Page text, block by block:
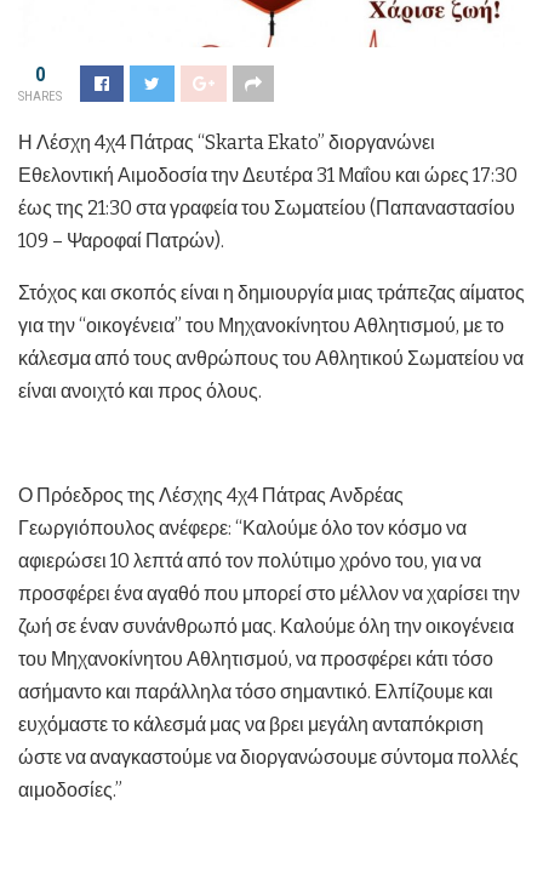
0
SHARES
Η Λέσχη 4χ4 Πάτρας “Skarta Ekato” διοργανώνει
Εθελοντική Αιμοδοσία την Δευτέρα 31 Μαΐου και ώρες 17:30
έως της 21:30 στα γραφεία του Σωματείου (Παπαναστασίου
109 – Ψαροφαί Πατρών).
Στόχος και σκοπός είναι η δημιουργία μιας τράπεζας αίματος
για την “οικογένεια” του Μηχανοκίνητου Αθλητισμού, με το
κάλεσμα από τους ανθρώπους του Αθλητικού Σωματείου να
είναι ανοιχτό και προς όλους.
Ο Πρόεδρος της Λέσχης 4χ4 Πάτρας Ανδρέας
Γεωργιόπουλος ανέφερε: “Καλούμε όλο τον κόσμο να
αφιερώσει 10 λεπτά από τον πολύτιμο χρόνο του, για να
προσφέρει ένα αγαθό που μπορεί στο μέλλον να χαρίσει την
ζωή σε έναν συνάνθρωπό μας. Καλούμε όλη την οικογένεια
του Μηχανοκίνητου Αθλητισμού, να προσφέρει κάτι τόσο
ασήμαντο και παράλληλα τόσο σημαντικό. Ελπίζουμε και
ευχόμαστε το κάλεσμά μας να βρει μεγάλη ανταπόκριση
ώστε να αναγκαστούμε να διοργανώσουμε σύντομα πολλές
αιμοδοσίες.”